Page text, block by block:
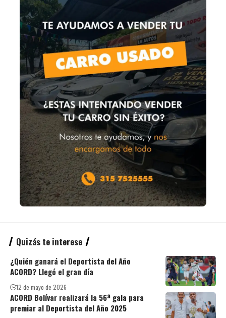
Quizás te interese
¿Quién ganará el Deportista del Año
ACORD? Llegó el gran día
12 de mayo de 2026
ACORD Bolívar realizará la 56ª gala para
premiar al Deportista del Año 2025